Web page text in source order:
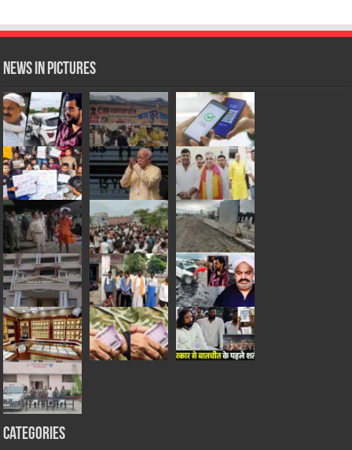
News in Pictures
Categories